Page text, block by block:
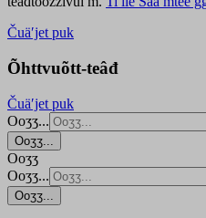
Čuäʹjet puk
Õhttvuõtt-teâđ
Čuäʹjet puk
Ooʒʒ...
Ooʒʒ...
Ooʒʒ
Ooʒʒ...
Ooʒʒ...